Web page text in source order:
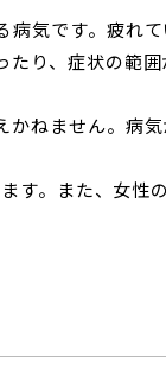
気です。疲れて
り、症状の範
かねません。病
す。また、女性